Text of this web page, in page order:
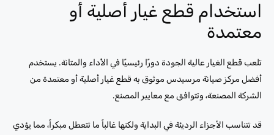
استخدام قطع غيار أصلية أو
معتمدة
تلعب قطع الغيار عالية الجودة دورًا رئيسيًا في الأداء والمتانة. يستخدم
أفضل مركز صيانة مرسيدس موثوق به قطع غيار أصلية أو معتمدة من
الشركة المصنعة، وتتوافق مع معايير المصنع.
قد تتناسب الأجزاء الرديئة في البداية ولكنها غالباً ما تتعطل مبكراً، مما يؤدي